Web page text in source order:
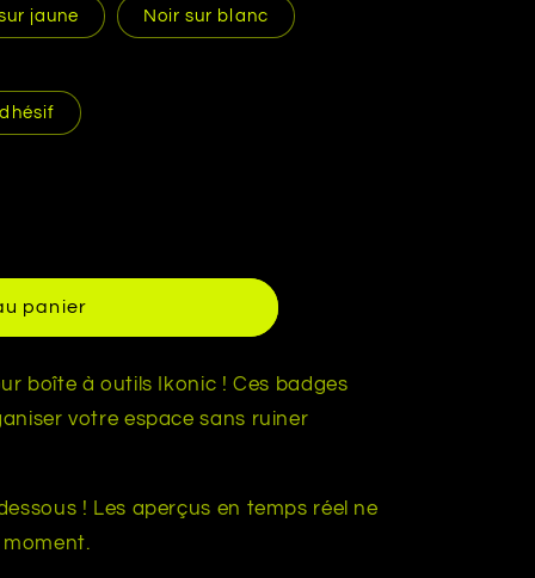
jaune Noir sur blanc
panier
boîte à outils Ikonic ! Ces badges
votre espace sans ruiner
! Les aperçus en temps réel ne